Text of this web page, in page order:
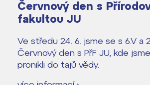
Červnový den s
fakultou JU
Ve středu 24. 6. jsme se s 6.V a
Červnový den s PřF JU, kde
pronikli do tajů vědy.